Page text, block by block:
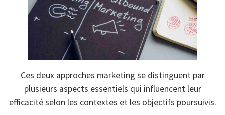
Ces deux approches marketing se distinguent par
plusieurs aspects essentiels qui influencent leur
efficacité selon les contextes et les objectifs poursuivis.